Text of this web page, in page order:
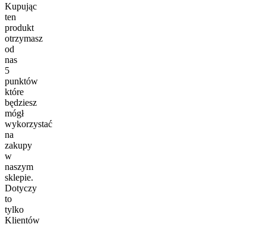
Kupując
ten
produkt
otrzymasz
od
nas
5
punktów
które
będziesz
mógł
wykorzystać
na
zakupy
w
naszym
sklepie.
Dotyczy
to
tylko
Klientów